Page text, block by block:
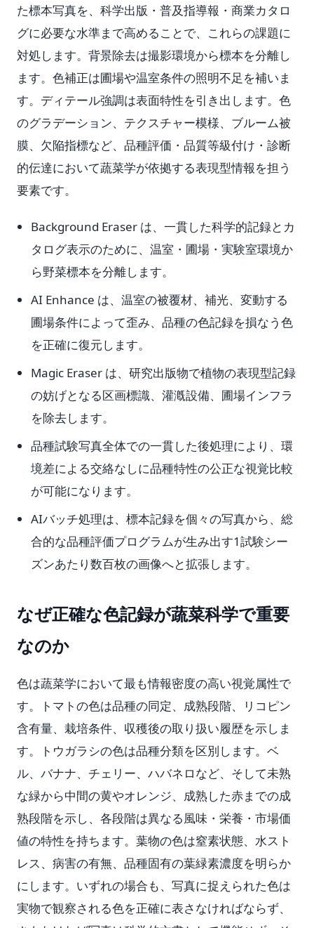
た標本写真を、科学出版・普及指導報・商業カタロ
グに必要な水準まで高めることで、これらの課題に
対処します。背景除去は撮影環境から標本を分離し
ます。色補正は圃場や温室条件の照明不足を補いま
す。ディテール強調は表面特性を引き出します。色
のグラデーション、テクスチャー模様、ブルーム被
膜、欠陥指標など、品種評価・品質等級付け・診断
的伝達において蔬菜学が依拠する表現型情報を担う
要素です。
Background Eraser は、一貫した科学的記録とカ
タログ表示のために、温室・圃場・実験室環境か
ら野菜標本を分離します。
AI Enhance は、温室の被覆材、補光、変動する
圃場条件によって歪み、品種の色記録を損なう色
を正確に復元します。
Magic Eraser は、研究出版物で植物の表現型記録
の妨げとなる区画標識、灌漑設備、圃場インフラ
を除去します。
品種試験写真全体での一貫した後処理により、環
境差による交絡なしに品種特性の公正な視覚比較
が可能になります。
AIバッチ処理は、標本記録を個々の写真から、総
合的な品種評価プログラムが生み出す1試験シー
ズンあたり数百枚の画像へと拡張します。
なぜ正確な色記録が蔬菜科学で重要
なのか
色は蔬菜学において最も情報密度の高い視覚属性で
す。トマトの色は品種の同定、成熟段階、リコピン
含有量、栽培条件、収穫後の取り扱い履歴を示しま
す。トウガラシの色は品種分類を区別します。ベ
ル、バナナ、チェリー、ハバネロなど、そして未熟
な緑から中間の黄やオレンジ、成熟した赤までの成
熟段階を示し、各段階は異なる風味・栄養・市場価
値の特性を持ちます。葉物の色は窒素状態、水スト
レス、病害の有無、品種固有の葉緑素濃度を明らか
にします。いずれの場合も、写真に捉えられた色は
実物で観察される色を正確に表さなければならず、